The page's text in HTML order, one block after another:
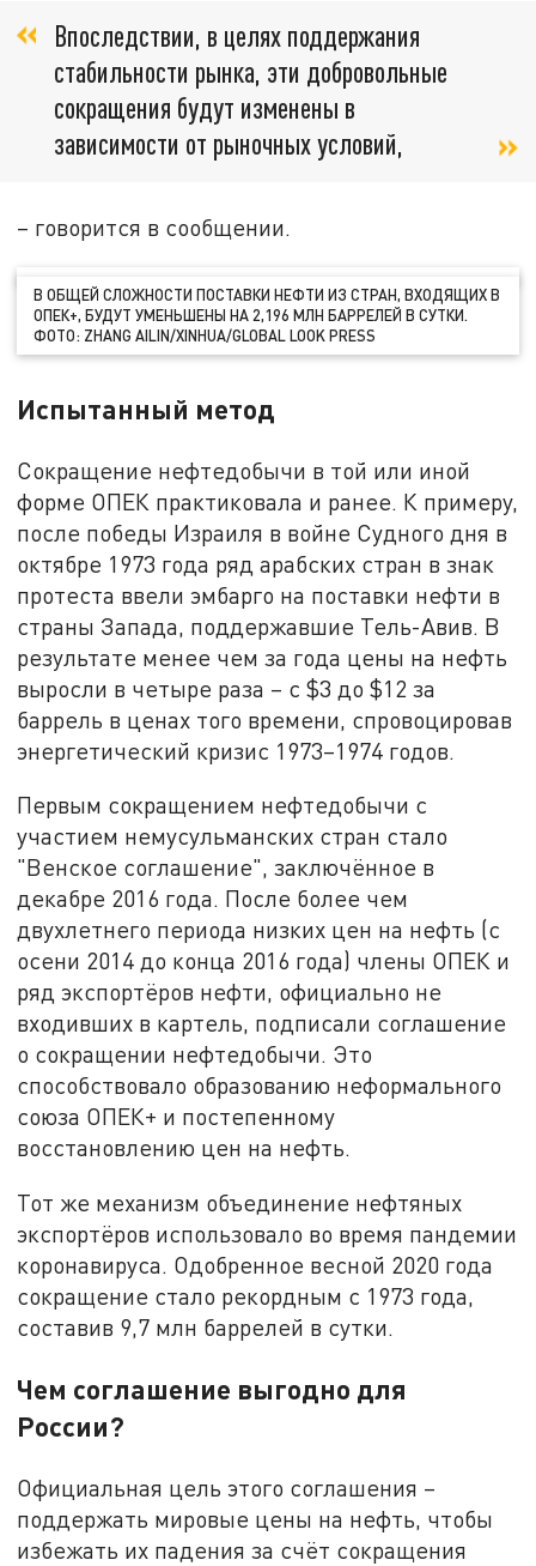
Впоследствии, в целях поддержания
стабильности рынка, эти добровольные
сокращения будут изменены в
зависимости от рыночных условий,
– говорится в сообщении.
В ОБЩЕЙ СЛОЖНОСТИ ПОСТАВКИ НЕФТИ ИЗ СТРАН, ВХОДЯЩИХ В
ОПЕК+, БУДУТ УМЕНЬШЕНЫ НА 2,196 МЛН БАРРЕЛЕЙ В СУТКИ.
ФОТО: ZHANG AILIN/XINHUA/GLOBAL LOOK PRESS
Испытанный метод
Сокращение нефтедобычи в той или иной
форме ОПЕК практиковала и ранее. К примеру,
после победы Израиля в войне Судного дня в
октябре 1973 года ряд арабских стран в знак
протеста ввели эмбарго на поставки нефти в
страны Запада, поддержавшие Тель-Авив. В
результате менее чем за года цены на нефть
выросли в четыре раза – с $3 до $12 за
баррель в ценах того времени, спровоцировав
энергетический кризис 1973–1974 годов.
Первым сокращением нефтедобычи с
участием немусульманских стран стало
"Венское соглашение", заключённое в
декабре 2016 года. После более чем
двухлетнего периода низких цен на нефть (с
осени 2014 до конца 2016 года) члены ОПЕК и
ряд экспортёров нефти, официально не
входивших в картель, подписали соглашение
о сокращении нефтедобычи. Это
способствовало образованию неформального
союза ОПЕК+ и постепенному
восстановлению цен на нефть.
Тот же механизм объединение нефтяных
экспортёров использовало во время пандемии
коронавируса. Одобренное весной 2020 года
сокращение стало рекордным с 1973 года,
составив 9,7 млн баррелей в сутки.
Чем соглашение выгодно для
России?
Официальная цель этого соглашения –
поддержать мировые цены на нефть, чтобы
избежать их падения за счёт сокращения